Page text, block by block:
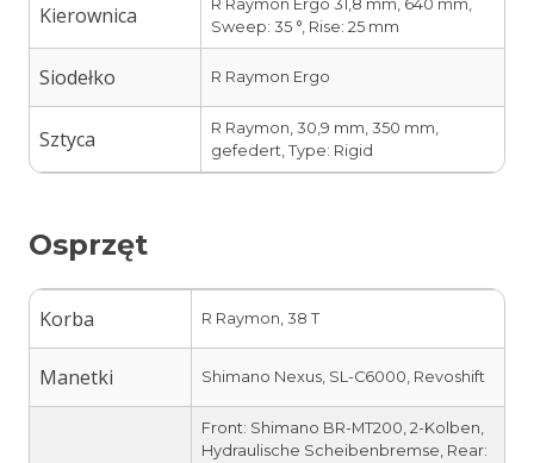
Kierownica
R Raymon Ergo 31,8 mm, 640 mm,
Sweep: 35 °, Rise: 25 mm
Siodełko R Raymon Ergo
Sztyca
R Raymon, 30,9 mm, 350 mm,
gefedert, Type: Rigid
Osprzęt
Korba R Raymon, 38 T
Manetki Shimano Nexus, SL-C6000, Revoshift
Front: Shimano BR-MT200, 2-Kolben,
Hydraulische Scheibenbremse, Rear: